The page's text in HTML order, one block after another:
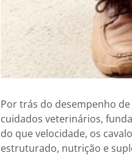
Por trás do desempenho
cuidados veterinários,
do que velocidade, os
estruturado, nutrição e